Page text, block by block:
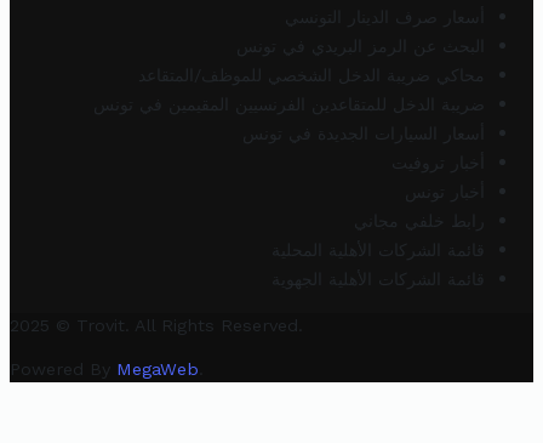
أسعار صرف الدينار التونسي
البحث عن الرمز البريدي في تونس
محاكي ضريبة الدخل الشخصي للموظف/المتقاعد
ضريبة الدخل للمتقاعدين الفرنسيين المقيمين في تونس
أسعار السيارات الجديدة في تونس
أخبار تروفيت
أخبار تونس
رابط خلفي مجاني
قائمة الشركات الأهلية المحلية
قائمة الشركات الأهلية الجهوية
2025 © Trovit. All Rights Reserved.
Powered By MegaWeb